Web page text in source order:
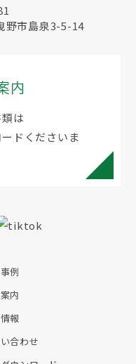
野市島泉3-5-14
内
は
ドくださいま
例
内
報
合わせ